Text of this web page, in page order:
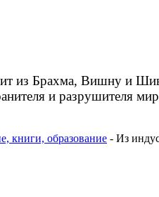
из Брахма, Вишну и
и разрушителя
книги, образование - Из